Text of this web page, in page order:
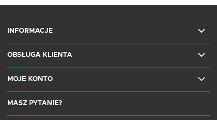
INFORMACJE
OBSŁUGA KLIENTA
MOJE KONTO
MASZ PYTANIE?